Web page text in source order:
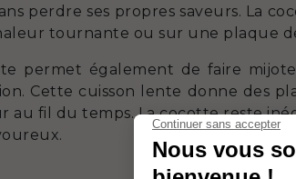
perdre ses propres saveurs. La
tournante ou sur une plaque
permet également de faire
Cette cuisson lente donne des
au fil du temps. La cocotte reste